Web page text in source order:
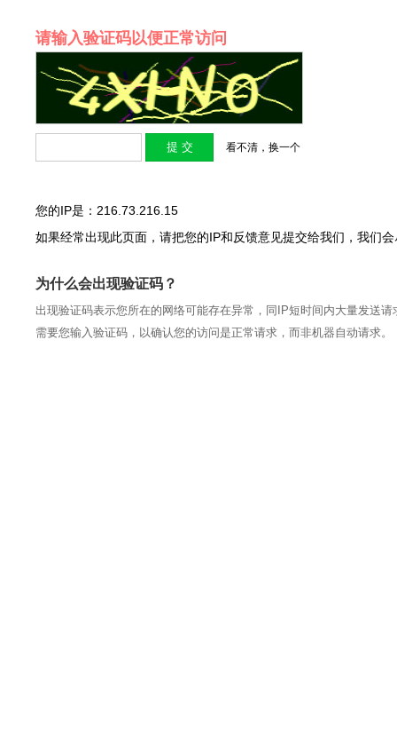
请输入验证码以便正常访问
看不清，换一个
您的IP是：216.73.216.15
如果经常出现此页面，请把您的IP和反馈意见提交给我们，我们
为什么会出现验证码？
出现验证码表示您所在的网络可能存在异常，同IP短时间内大量发送
需要您输入验证码，以确认您的访问是正常请求，而非机器自动请求。